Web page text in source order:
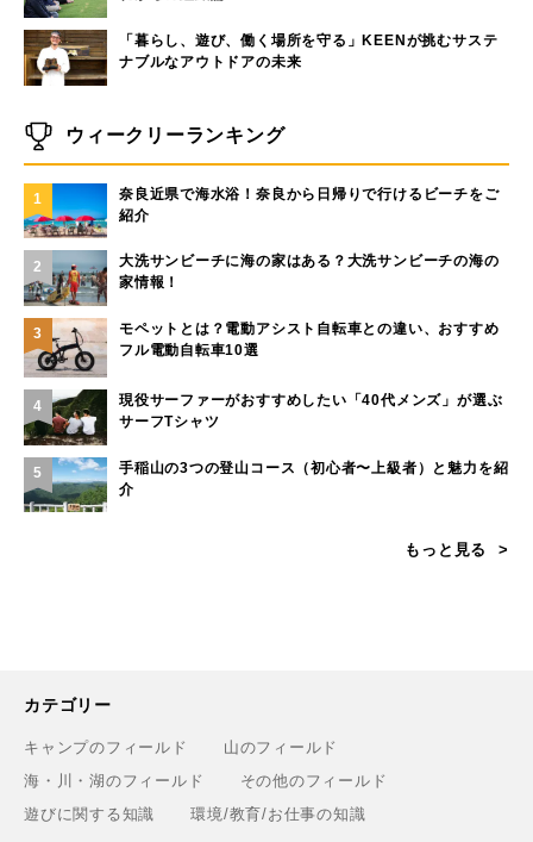
「暮らし、遊び、働く場所を守る」KEENが挑むサステ
ナブルなアウトドアの未来
ウィークリーランキング
1
奈良近県で海水浴！奈良から日帰りで行けるビーチをご
紹介
2
大洗サンビーチに海の家はある？大洗サンビーチの海の
家情報！
3
モペットとは？電動アシスト自転車との違い、おすすめ
フル電動自転車10選
4
現役サーファーがおすすめしたい「40代メンズ」が選ぶ
サーフTシャツ
5
手稲山の3つの登山コース（初心者〜上級者）と魅力を紹
介
もっと見る
カテゴリー
キャンプのフィールド
山のフィールド
海・川・湖のフィールド
その他のフィールド
遊びに関する知識
環境/教育/お仕事の知識